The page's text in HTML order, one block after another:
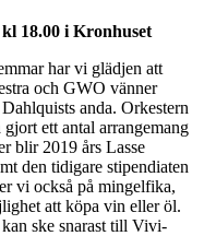
18.00 i Kronhuset
har vi glädjen att
och GWO vänner
anda. Orkestern
ett antal arrangemang
blir 2019 års Lasse
den tidigare stipendiaten
vi också på mingelfika,
att köpa vin eller öl.
ske snarast till Vivi-